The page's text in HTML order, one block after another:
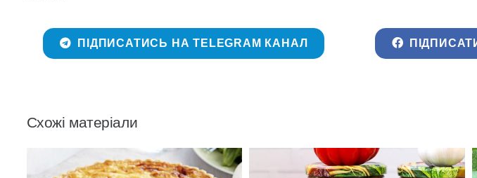
ПІДПИСАТИСЬ НА TELEGRAM КАНАЛ
Схожі матеріали